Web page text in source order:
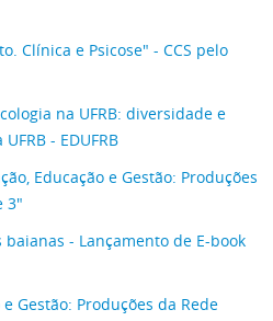
Clínica e Psicose" - CCS pelo
na UFRB: diversidade e
- EDUFRB
Educação e Gestão: Produções
3"
- Lançamento de E-book
Gestão: Produções da Rede